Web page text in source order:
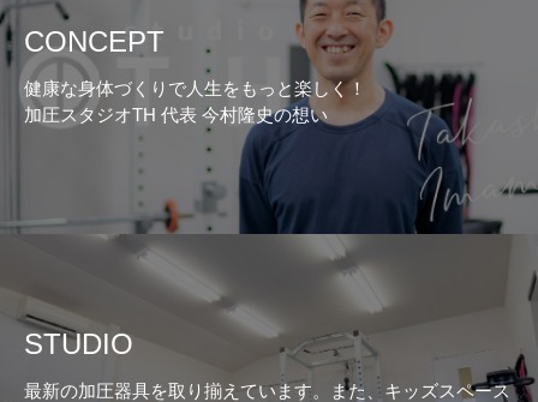
CONCEPT
健康な身体づくりで人生をもっと楽しく！
加圧スタジオTH 代表 今村隆史の想い
STUDIO
最新の加圧器具を取り揃えています。また、キッズスペース